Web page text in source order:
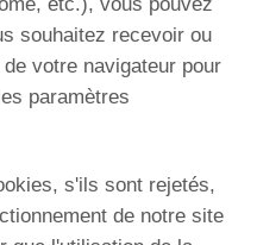
souhaitez recevoir ou
votre navigateur pour
paramètres
s'ils sont rejetés,
de notre site